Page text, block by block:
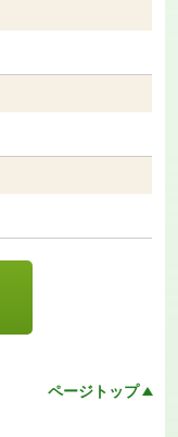
ページトップ